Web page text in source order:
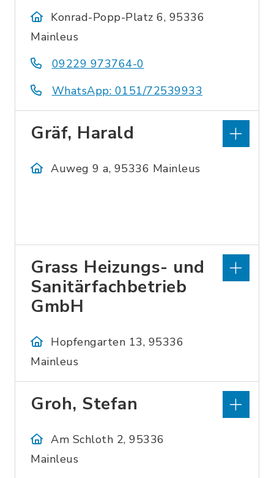
Konrad-Popp-Platz 6, 95336
Mainleus
09229 973764-0
WhatsApp: 0151/72539933
Gräf, Harald
Auweg 9 a, 95336 Mainleus
Grass Heizungs- und
Sanitärfachbetrieb
GmbH
Hopfengarten 13, 95336
Mainleus
Groh, Stefan
Am Schloth 2, 95336
Mainleus